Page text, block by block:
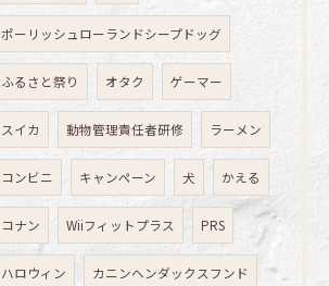
ポーリッシュローランドシープドッグ
ふるさと祭り オタク ゲーマー
スイカ 動物管理責任者研修 ラーメン
コンビニ キャンペーン 犬 かえる
コナン Wiiフィットプラス PRS
ハロウィン カニンヘンダックスフンド